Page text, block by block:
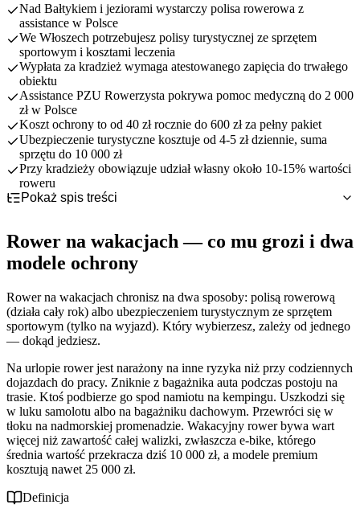
Nad Bałtykiem i jeziorami wystarczy polisa rowerowa z
assistance w Polsce
We Włoszech potrzebujesz polisy turystycznej ze sprzętem
sportowym i kosztami leczenia
Wypłata za kradzież wymaga atestowanego zapięcia do trwałego
obiektu
Assistance PZU Rowerzysta pokrywa pomoc medyczną do 2 000
zł w Polsce
Koszt ochrony to od 40 zł rocznie do 600 zł za pełny pakiet
Ubezpieczenie turystyczne kosztuje od 4-5 zł dziennie, suma
sprzętu do 10 000 zł
Przy kradzieży obowiązuje udział własny około 10-15% wartości
roweru
Pokaż spis treści
Włochy i zagranica — kiedy polisa rowerowa to za mało
Kradzież roweru z bagażnika auta i z kempingu — warunki
wypłaty
Ile kosztuje ochrona roweru na wakacjach w 2026?
Polisa rowerowa vs ubezpieczenie turystyczne — co wybrać na
wakacje
Najczęstsze błędy, przez które tracisz odszkodowanie na
Kradzież lub wypadek za granicą — krok po kroku
Rower na wakacjach — co mu grozi i dwa
modele ochrony
Rower na wakacjach chronisz na dwa sposoby: polisą rowerową
(działa cały rok) albo ubezpieczeniem turystycznym ze sprzętem
sportowym (tylko na wyjazd). Który wybierzesz, zależy od jednego
— dokąd jedziesz.
Na urlopie rower jest narażony na inne ryzyka niż przy codziennych
dojazdach do pracy. Zniknie z bagażnika auta podczas postoju na
trasie. Ktoś podbierze go spod namiotu na kempingu. Uszkodzi się
w luku samolotu albo na bagażniku dachowym. Przewróci się w
tłoku na nadmorskiej promenadzie. Wakacyjny rower bywa wart
więcej niż zawartość całej walizki, zwłaszcza e-bike, którego
średnia wartość przekracza dziś 10 000 zł, a modele premium
kosztują nawet 25 000 zł.
Definicja